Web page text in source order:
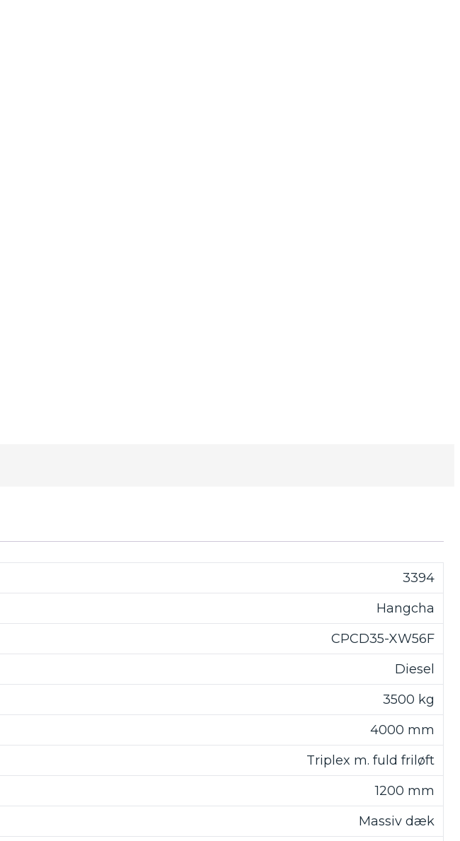
3394
Hangcha
CPCD35-XW56F
Diesel
3500 kg
4000 mm
Triplex m. fuld friløft
1200 mm
Massiv dæk